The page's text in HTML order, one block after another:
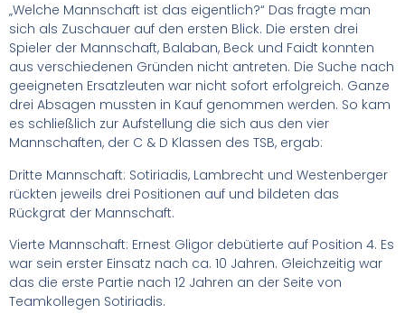
„Welche Mannschaft ist das eigentlich?“ Das fragte man
sich als Zuschauer auf den ersten Blick. Die ersten drei
Spieler der Mannschaft, Balaban, Beck und Faidt konnten
aus verschiedenen Gründen nicht antreten. Die Suche nach
geeigneten Ersatzleuten war nicht sofort erfolgreich. Ganze
drei Absagen mussten in Kauf genommen werden. So kam
es schließlich zur Aufstellung die sich aus den vier
Mannschaften, der C & D Klassen des TSB, ergab:
Dritte Mannschaft: Sotiriadis, Lambrecht und Westenberger
rückten jeweils drei Positionen auf und bildeten das
Rückgrat der Mannschaft.
Vierte Mannschaft: Ernest Gligor debütierte auf Position 4. Es
war sein erster Einsatz nach ca. 10 Jahren. Gleichzeitig war
das die erste Partie nach 12 Jahren an der Seite von
Teamkollegen Sotiriadis.